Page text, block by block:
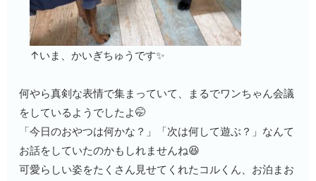
↑いま、かいぎちゅうです✨
何やら真剣な表情で集まっていて、まるでワンちゃん会議
をしているようでしたよ🤭
「今日のおやつは何かな？」「次は何して遊ぶ？」なんて
お話をしていたのかもしれませんね😆
可愛らしい姿をたくさん見せてくれたコルくん、お泊まお